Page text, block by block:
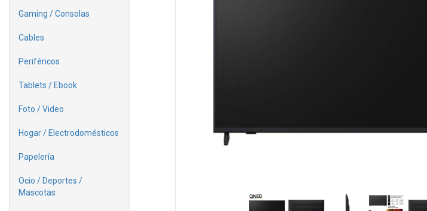
Gaming / Consolas
Cables
Periféricos
Tablets / Ebook
Foto / Video
Hogar / Electrodomésticos
Papelería
Ocio / Deportes /
Mascotas